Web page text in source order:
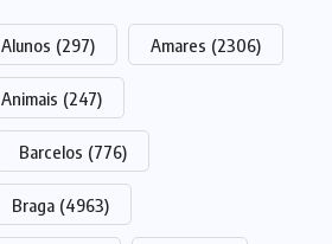
Alunos (297) Amares (2306)
Animais (247)
Barcelos (776)
Braga (4963)